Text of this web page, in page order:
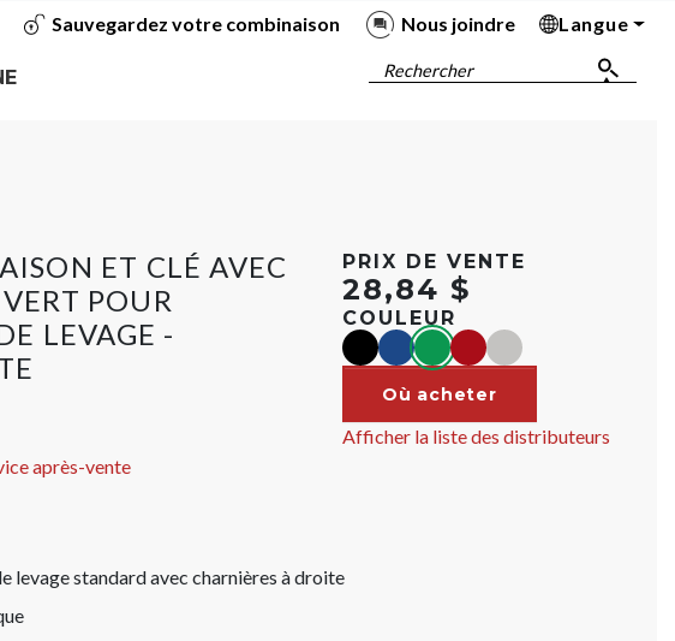
Sauvegardez votre combinaison Nous joindre
Langue
Rechercher
ET CLÉ AVEC
POUR
LEVAGE -
après-vente
PRIX DE VENTE
28,84 $
COULEUR
blackbluegreenred Argent
Où acheter
Afficher la liste des distributeurs
levage standard avec charnières à droite